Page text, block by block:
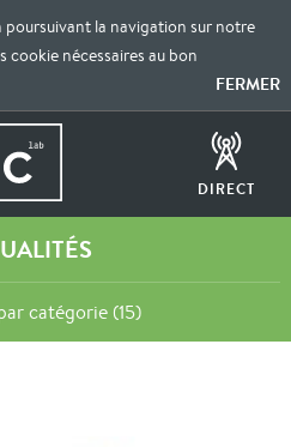
poursuivant la navigation sur notre
cookie nécessaires au bon
FERMER
DIRECT
catégorie (15)